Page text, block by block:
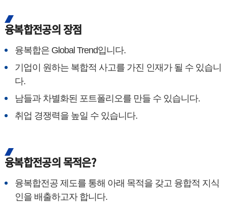
융복합전공의 장점
융복합은 Global Trend입니다.
기업이 원하는 복합적 사고를 가진 인재가 될 수 있습니
다.
남들과 차별화된 포트폴리오를 만들 수 있습니다.
취업 경쟁력을 높일 수 있습니다.
융복합전공의 목적은?
융복합전공 제도를 통해 아래 목적을 갖고 융합적 지식
인을 배출하고자 합니다.